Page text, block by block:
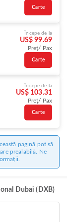
Carte
Începe de la
US$ 99.69
Preț/ Pax
Carte
Începe de la
US$ 103.31
Preț/ Pax
Carte
pagină pot să
prealabilă. Ne
Dubai (DXB)